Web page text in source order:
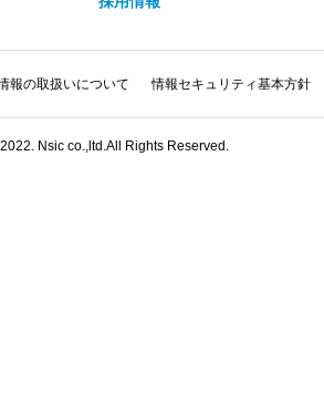
報の取扱いについて 情報セキュリティ基本方針
Nsic co.,ltd.All Rights Reserved.